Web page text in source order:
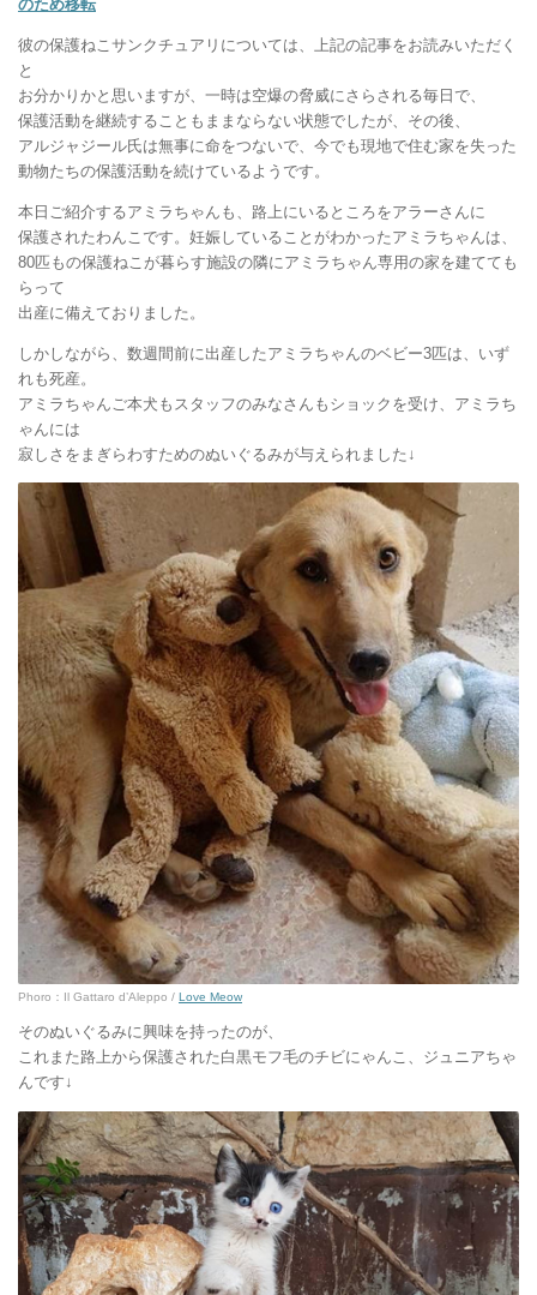
のため移転
彼の保護ねこサンクチュアリについては、上記の記事をお読みいただく
と
お分かりかと思いますが、一時は空爆の脅威にさらされる毎日で、
保護活動を継続することもままならない状態でしたが、その後、
アルジャジール氏は無事に命をつないで、今でも現地で住む家を失った
動物たちの保護活動を続けているようです。
本日ご紹介するアミラちゃんも、路上にいるところをアラーさんに
保護されたわんこです。妊娠していることがわかったアミラちゃんは、
80匹もの保護ねこが暮らす施設の隣にアミラちゃん専用の家を建てても
らって
出産に備えておりました。
しかしながら、数週間前に出産したアミラちゃんのベビー3匹は、いず
れも死産。
アミラちゃんご本犬もスタッフのみなさんもショックを受け、アミラち
ゃんには
寂しさをまぎらわすためのぬいぐるみが与えられました↓
Phoro：Il Gattaro d’Aleppo / Love Meow
そのぬいぐるみに興味を持ったのが、
これまた路上から保護された白黒モフ毛のチビにゃんこ、ジュニアちゃ
んです↓